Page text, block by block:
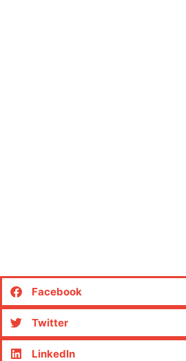
Facebook
Twitter
LinkedIn